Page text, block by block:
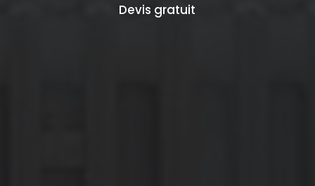
Devis gratuit